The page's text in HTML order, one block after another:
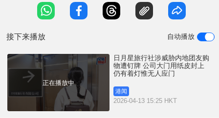
纸张缝隙可知内里仍亮灯，惟记者按门铃无人应答，
拨打旅行社电话未有人接听，入口位置则能听见室内
接下来播放 自动播放
正在播放中
日月星旅行社涉威胁内地团友购
物遭钉牌 公司大门用纸皮封上
仍有着灯惟无人应门
港闻
2026-04-13 15:25 HKT